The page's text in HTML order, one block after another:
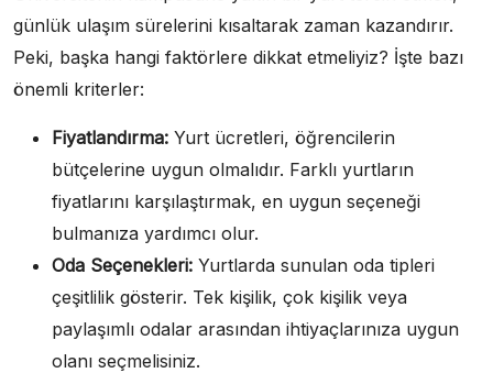
günlük ulaşım sürelerini kısaltarak zaman kazandırır.
Peki, başka hangi faktörlere dikkat etmeliyiz? İşte bazı
önemli kriterler:
Fiyatlandırma: Yurt ücretleri, öğrencilerin
bütçelerine uygun olmalıdır. Farklı yurtların
fiyatlarını karşılaştırmak, en uygun seçeneği
bulmanıza yardımcı olur.
Oda Seçenekleri: Yurtlarda sunulan oda tipleri
çeşitlilik gösterir. Tek kişilik, çok kişilik veya
paylaşımlı odalar arasından ihtiyaçlarınıza uygun
olanı seçmelisiniz.